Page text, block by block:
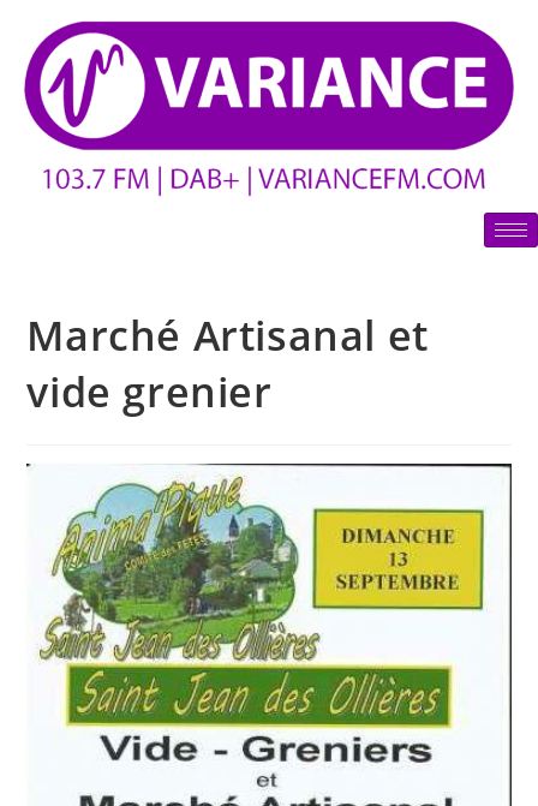
Marché Artisanal et
vide grenier